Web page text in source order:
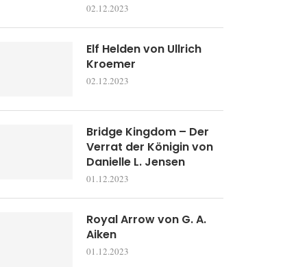
02.12.2023
Elf Helden von Ullrich
Kroemer
02.12.2023
Bridge Kingdom – Der
Verrat der Königin von
Danielle L. Jensen
01.12.2023
Royal Arrow von G. A.
Aiken
01.12.2023